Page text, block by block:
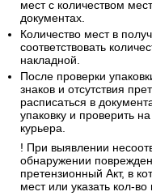
мест с количеством
документах.
Количество мест в
соответствовать
накладной.
После проверки
знаков и отсутствия
расписаться в
упаковку и проверить
курьера.
! При выявлении
обнаружении
претензионный Акт, в
мест или указать кол-